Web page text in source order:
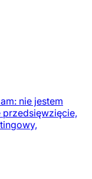
nie jestem
przedsięwzięcie,